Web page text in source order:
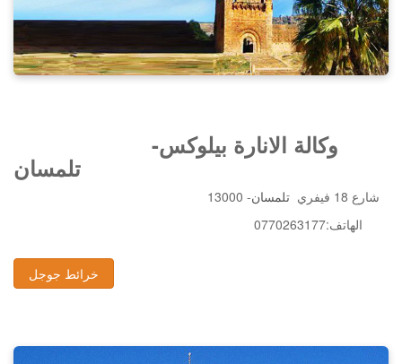
13000 -شارع 18 فيفري تلمسان
0770263177:الهاتف